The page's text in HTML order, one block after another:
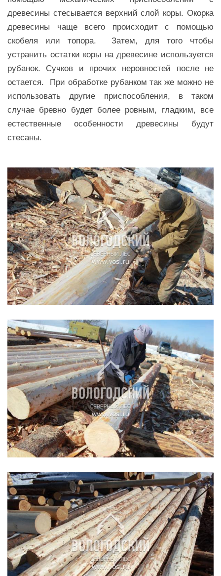
древесины стесывается верхний слой коры. Окорка
древесины чаще всего происходит с помощью
скобеля или топора. Затем, для того чтобы
устранить остатки коры на древесине используется
рубанок. Сучков и прочих неровностей после не
остается. При обработке рубанком так же можно не
использовать другие приспособления, в таком
случае бревно будет более ровным, гладким, все
естественные особенности древесины будут
стесаны.